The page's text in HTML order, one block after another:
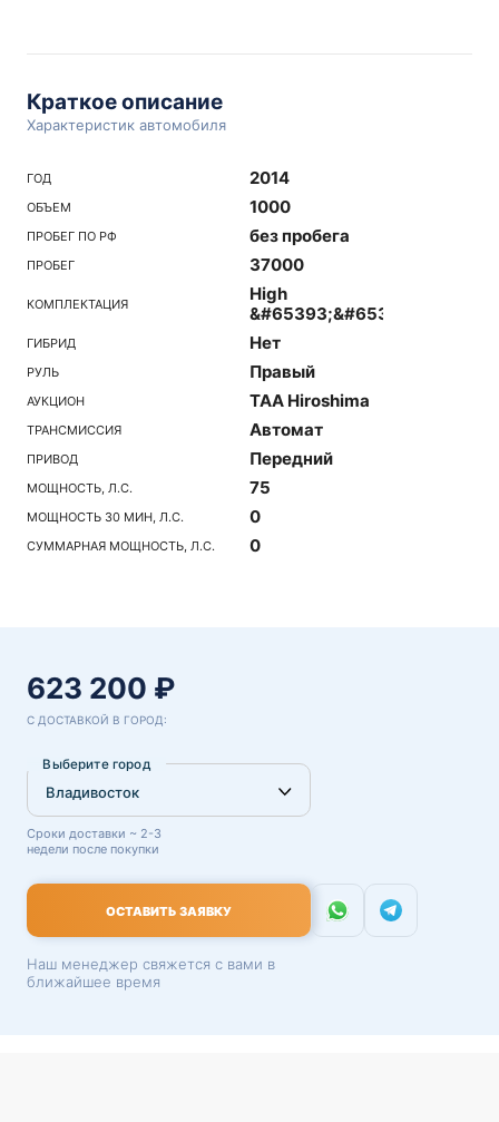
Краткое описание
Характеристик автомобиля
ГОД 2014
ОБЪЕМ 1000
ПРОБЕГ ПО РФ без пробега
ПРОБЕГ 37000
КОМПЛЕКТАЦИЯ
High
ГИБРИД Нет
РУЛЬ Правый
АУКЦИОН TAA Hiroshima
ТРАНСМИССИЯ Автомат
ПРИВОД Передний
МОЩНОСТЬ, Л.С. 75
МОЩНОСТЬ 30 МИН, Л.С. 0
СУММАРНАЯ МОЩНОСТЬ, Л.С. 0
623 200 ₽
С ДОСТАВКОЙ В ГОРОД:
Выберите город
Сроки доставки ~ 2-3
недели после покупки
ОСТАВИТЬ ЗАЯВКУ
Наш менеджер свяжется с вами в
ближайшее время